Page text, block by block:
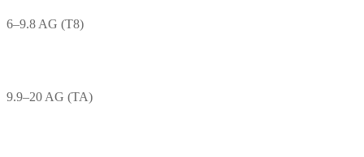
6–9.8 AG (T8)
9.9–20 AG (TA)